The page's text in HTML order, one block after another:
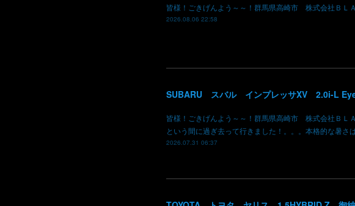
皆様！ごきげんよう～～！群馬県高崎市 株式会社ＢＬ
2026.08.06 22:58
皆様！ごきげんよう～～！群馬県高崎市 株式会社ＢＬ
という間に過ぎ去って行きました！。。。本格的な暑
2026.07.31 06:37